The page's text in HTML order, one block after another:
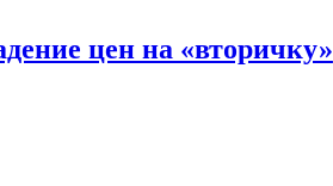
цен на «вторичку»